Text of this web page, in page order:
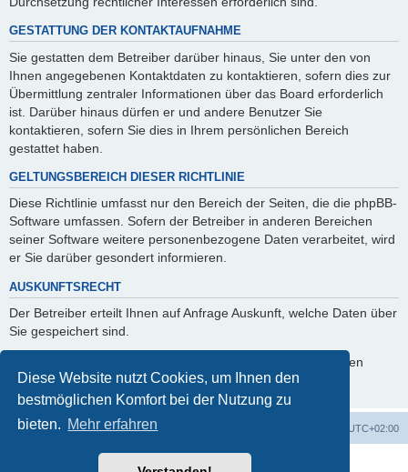
Diese Website nutzt Cookies, um Ihnen den
bestmöglichen Komfort bei der Nutzung zu
bieten. Mehr erfahren
GESTATTUNG DER KONTAKTAUFNAHME
Sie gestatten dem Betreiber darüber hinaus, Sie unter den von
Ihnen angegebenen Kontaktdaten zu kontaktieren, sofern dies zur
Übermittlung zentraler Informationen über das Board erforderlich
ist. Darüber hinaus dürfen er und andere Benutzer Sie
kontaktieren, sofern Sie dies in Ihrem persönlichen Bereich
gestattet haben.
GELTUNGSBEREICH DIESER RICHTLINIE
Diese Richtlinie umfasst nur den Bereich der Seiten, die die phpBB-
Software umfassen. Sofern der Betreiber in anderen Bereichen
seiner Software weitere personenbezogene Daten verarbeitet, wird
er Sie darüber gesondert informieren.
AUSKUNFTSRECHT
Der Betreiber erteilt Ihnen auf Anfrage Auskunft, welche Daten über
Sie gespeichert sind.
Sie können jederzeit die Löschung bzw. Sperrung Ihrer Daten
verlangen. Kontaktieren Sie hierzu bitte den Betreiber.
Foren-Übersicht UTC+02:00